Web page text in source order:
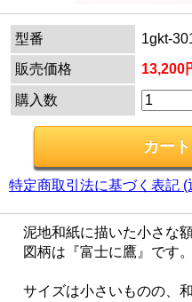
型番
1gkt-
販売価格
13,200
購入数
特定商取引法に基づく表記 (
泥地和紙に描いた小さな
図柄は『富士に鷹』です。
サイズは小さいものの、